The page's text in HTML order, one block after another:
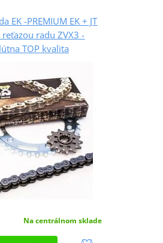
EK -PREMIUM EK + JT
radu ZVX3 -
TOP kvalita
Na centrálnom sklade